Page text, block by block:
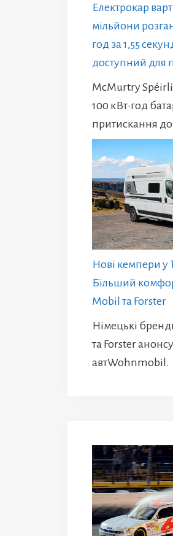
Електрокар
мільйони
год за 1,55
доступний для
McMurtry
100 кВт·год
притискання до
Нові кемпери у
Більший
Mobil та Forster
Німецькі
та Forster
автWohnmobil.